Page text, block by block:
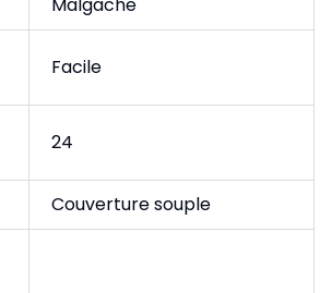
Facile
24
Couverture souple